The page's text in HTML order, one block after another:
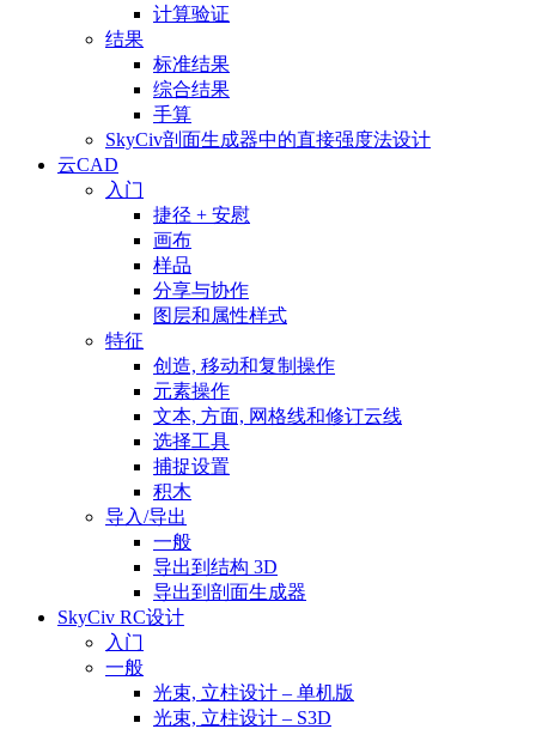
计算验证
结果
标准结果
综合结果
手算
SkyCiv剖面生成器中的直接强度法设计
云CAD
入门
捷径 + 安慰
画布
样品
分享与协作
图层和属性样式
特征
创造, 移动和复制操作
元素操作
文本, 方面, 网格线和修订云线
选择工具
捕捉设置
积木
导入/导出
一般
导出到结构 3D
导出到剖面生成器
SkyCiv RC设计
入门
一般
光束, 立柱设计 – 单机版
光束, 立柱设计 – S3D